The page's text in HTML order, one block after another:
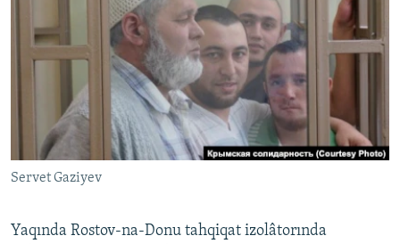
BLOGLAR
FİKİR
Русский
Українською
QOŞULIÑIZ!
Servet Gaziyev
Yaqında Rostov-na-Donu tahqiqat izolâtorında